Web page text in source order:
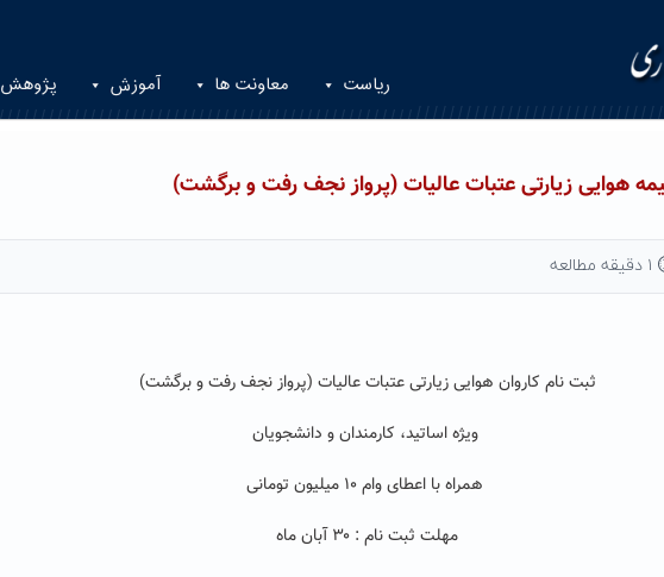
ریاست معاونت ها آموزش پژوهش
هوایی زیارتی عتبات عالیات (پرواز نجف رفت و برگشت)
ثبت نام کاروان هوایی زیارتی عتبات عالیات (پرواز نجف رفت و برگشت)
ویژه اساتید، کارمندان و دانشجویان
همراه با اعطای وام ۱۰ میلیون تومانی
مهلت ثبت نام : ۳۰ آبان ماه